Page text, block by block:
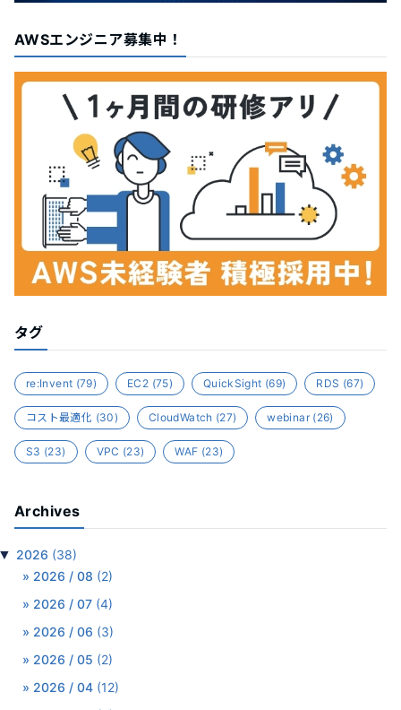
AWSエンジニア募集中！
タグ
re:Invent (79) EC2 (75) QuickSight (69) RDS (67)
コスト最適化 (30) CloudWatch (27) webinar(26)
S3 (23) VPC (23) WAF (23)
Archives
2026 (38)
2026 / 08 (2)
2026 / 07 (4)
2026 / 06 (3)
2026 / 05 (2)
2026 / 04 (12)